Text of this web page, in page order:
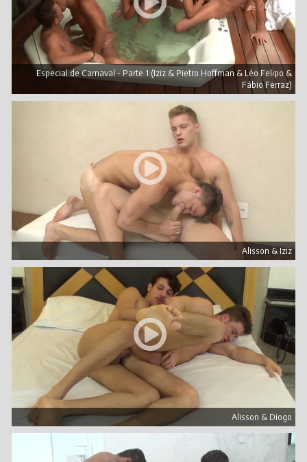
Especial de Carnaval - Parte 1 (Iziz & Pietro Hoffman & Léo Felipo &
Fábio Ferraz)
Alisson & Iziz
Alisson & Diogo